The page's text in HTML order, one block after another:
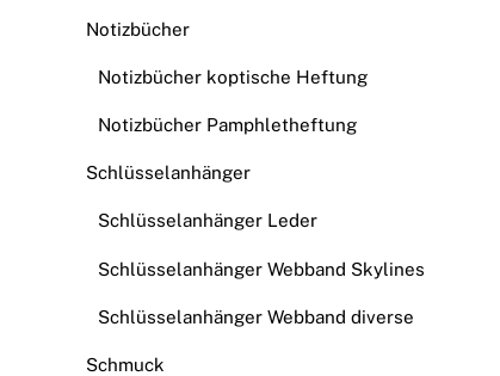
Notizbücher
Notizbücher koptische Heftung
Notizbücher Pamphletheftung
Schlüsselanhänger
Schlüsselanhänger Leder
Schlüsselanhänger Webband Skylines
Schlüsselanhänger Webband diverse
Schmuck